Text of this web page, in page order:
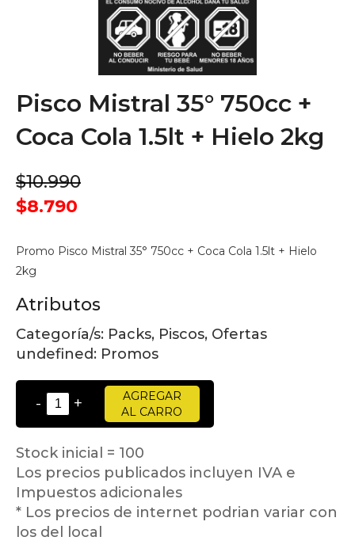
Pisco Mistral 35° 750cc +
Coca Cola 1.5lt + Hielo 2kg
$10.990
$8.790
Promo Pisco Mistral 35° 750cc + Coca Cola 1.5lt + Hielo
2kg
Atributos
Categoría/s: Packs, Piscos, Ofertas
undefined: Promos
- +
AGREGAR
AL CARRO
Stock inicial = 100
Los precios publicados incluyen IVA e
Impuestos adicionales
* Los precios de internet podrian variar con
los del local